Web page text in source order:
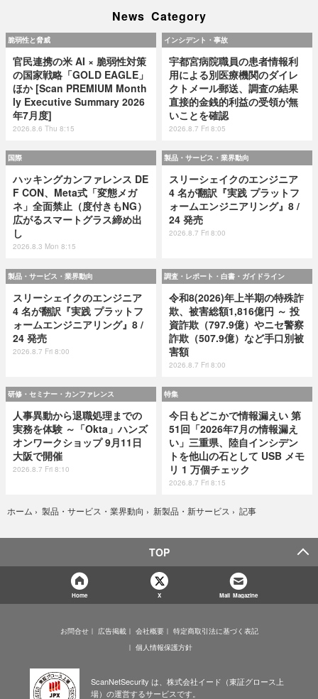
News Category
脆弱性と脅威
官民連携の米 AI × 脆弱性対策
の国家戦略「GOLD EAGLE」
ほか [Scan PREMIUM Month
ly Executive Summary 2026
年7月度]
2026.8.6 Thu 8:15
インシデント・事故
宇都宮病院職員の患者情報利
用による別医療機関のダイレ
クトメール郵送、調査の結果
直接的金銭的利益の受領が無
いことを確認
2026.8.7 Fri 8:05
国際
ハッキングカンファレンス DE
F CON、Meta式「変態メガ
ネ」全面禁止（度付きもNG）
広がるスマートグラス締め出
し
2026.8.3 Mon 8:15
製品・サービス・業界動向
スリーシェイクのエンジニア
4 名が翻訳『実践 プラットフ
ォームエンジニアリング』8 /
24 発売
2026.8.7 Fri 8:00
製品・サービス・業界動向
スリーシェイクのエンジニア
4 名が翻訳『実践 プラットフ
ォームエンジニアリング』8 /
24 発売
2026.8.7 Fri 8:00
調査・レポート・白書・ガイドライン
令和8(2026)年上半期の特殊詐
欺、被害総額1,816億円 ～ 投
資詐欺（797.9億）やニセ警察
詐欺（507.9億）など手口別被
害額
2026.8.7 Fri 8:00
研修・セミナー・カンファレンス
人事異動から退職処理までの
実務を体験 ～「Okta」ハンズ
オンワークショップ 9月11日
大阪で開催
2026.8.7 Fri 8:10
特集
今日もどこかで情報漏えい 第
51回「2026年7月の情報漏え
い」三重県、陸自インシデン
トを他山の石として USB メモ
リ 1 万個チェック
2026.8.7 Fri 8:15
ホーム › 製品・サービス・業界動向 › 新製品・新サービス › 記事
TOP
Home X Mail Magazine
お問合せ 広告掲載 会社概要
特定商取引法に基づく表記
個人情報保護方針
ScanNetSecurity は、株式会社イード（東証グロース上
場）の運営するサービスです。